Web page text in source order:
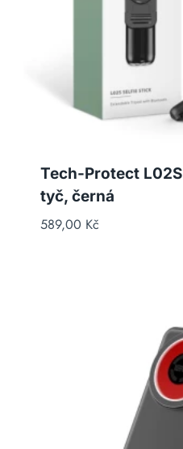
Tech-Protect
tyč, černá
589,00 Kč